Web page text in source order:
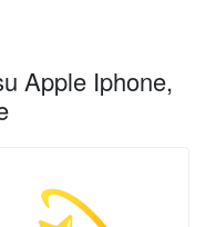
Apple Iphone,